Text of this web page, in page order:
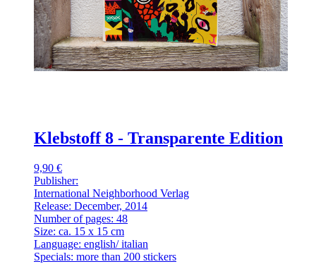
Klebstoff 8 - Transparente Edition
9,90 €
Publisher:
International Neighborhood Verlag
Release: December, 2014
Number of pages: 48
Size: ca. 15 x 15 cm
Language: english/ italian
Specials: more than 200 stickers